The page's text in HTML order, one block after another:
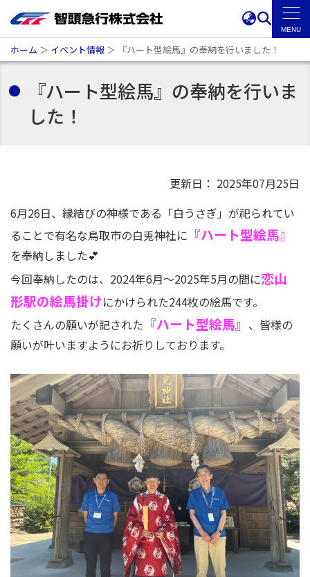
ホーム ＞ イベント情報 ＞ 『ハート型絵馬』の奉納を行いました！
『ハート型絵馬』の奉納を行いま
した！
更新日： 2025年07月25日
6月26日、縁結びの神様である「白うさぎ」が祀られてい
ることで有名な鳥取市の白兎神社に 『ハート型絵馬』
を奉納しました💕
今回奉納したのは、2024年6月～2025年5月の間に恋山
形駅の絵馬掛けにかけられた244枚の絵馬です。
たくさんの願いが記された 『ハート型絵馬』 、皆様の
願いが叶いますようにお祈りしております。